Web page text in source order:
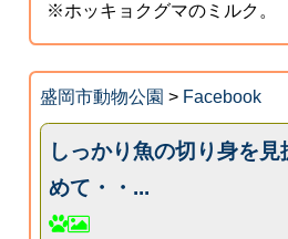
※ホッキョクグマのミルク。
盛岡市動物公園 > Facebook
しっかり魚の切り身を
めて・・...